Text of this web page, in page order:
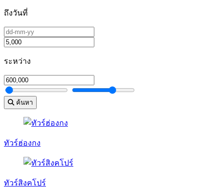
ถึงวันที่
ระหว่าง
ค้นหา
ทัวร์ฮ่องกง
ทัวร์สิงคโปร์